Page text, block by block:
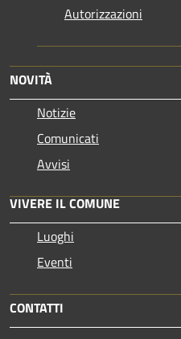
Autorizzazioni
NOVITÀ
Notizie
Comunicati
Avvisi
VIVERE IL COMUNE
Luoghi
Eventi
CONTATTI